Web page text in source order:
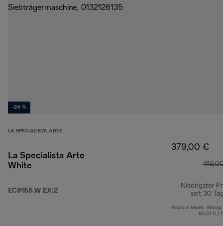
-24 %
LA SPECIALISTA ARTE
La Specialista Arte
White
EC9155.W EX:2
379,00 €
Niedrigster
seit 30
Inklusive MwSt.-Betrag
60,51 € (